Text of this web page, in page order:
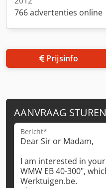
766 advertenties online
Prijsinfo
AANVRAAG STUREN
Bericht*